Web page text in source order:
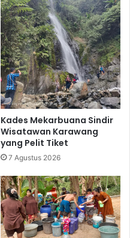
Kades Mekarbuana Sindir
Wisatawan Karawang
yang Pelit Tiket
7 Agustus 2026